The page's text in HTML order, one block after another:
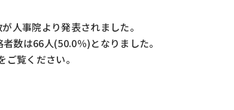
人事院より発表されました。
数は66人(50.0％)となりました。
覧ください。